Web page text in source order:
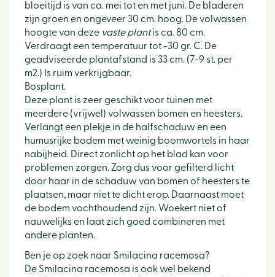
bloeitijd is van ca. mei tot en met juni. De bladeren
zijn groen en ongeveer 30 cm. hoog. De volwassen
hoogte van deze vaste plantis ca. 80 cm.
Verdraagt een temperatuur tot -30 gr. C. De
geadviseerde plantafstand is 33 cm. (7-9 st. per
m2.) Is ruim verkrijgbaar.
Bosplant.
Deze plant is zeer geschikt voor tuinen met
meerdere (vrijwel) volwassen bomen en heesters.
Verlangt een plekje in de halfschaduw en een
humusrijke bodem met weinig boomwortels in haar
nabijheid. Direct zonlicht op het blad kan voor
problemen zorgen. Zorg dus voor gefilterd licht
door haar in de schaduw van bomen of heesters te
plaatsen, maar niet te dicht erop. Daarnaast moet
de bodem vochthoudend zijn. Woekert niet of
nauwelijks en laat zich goed combineren met
andere planten.
Ben je op zoek naar Smilacina racemosa?
De Smilacina racemosa is ook wel bekend